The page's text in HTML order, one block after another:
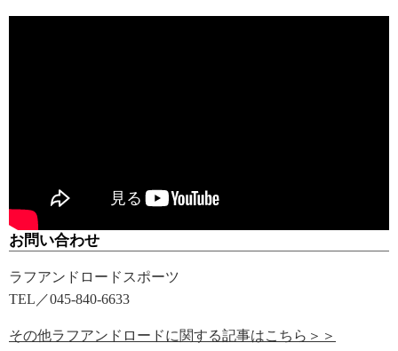
お問い合わせ
ラフアンドロードスポーツ
TEL／045-840-6633
その他ラフアンドロードに関する記事はこちら＞＞